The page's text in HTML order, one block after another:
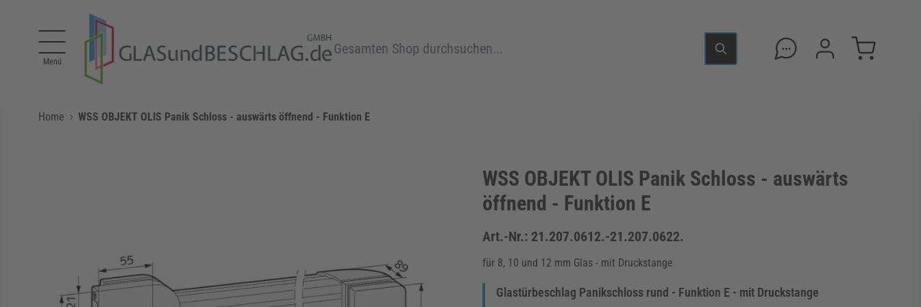
Menü
Home WSS OBJEKT OLIS Panik Schloss - auswärts öffnend - Funktion E
WSS OBJEKT OLIS Panik Schloss - auswärts
öffnend - Funktion E
Art.-Nr.: 21.207.0612.-21.207.0622.
für 8, 10 und 12 mm Glas - mit Druckstange
Glastürbeschlag Panikschloss rund - Funktion E - mit Druckstange